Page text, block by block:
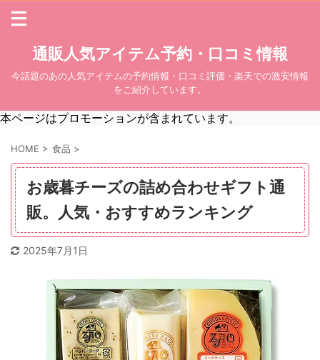
通販人気アイテム予約・口コミ情報
今話題のあの人気アイテムの予約情報・口コミ評価・楽天での激安情報
をご紹介しています。
本ページはプロモーションが含まれています。
HOME > 食品 >
お歳暮チーズの詰め合わせギフト通
販。人気・おすすめランキング
2025年7月1日